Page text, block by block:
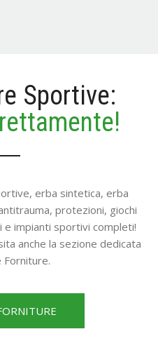
Sportive:
erba sintetica, erba
protezioni, giochi
impianti sportivi completi!
anche la sezione dedicata
Forniture.